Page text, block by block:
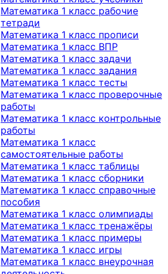
Математика 1 класс рабочие
тетради
Математика 1 класс прописи
Математика 1 класс ВПР
Математика 1 класс задачи
Математика 1 класс задания
Математика 1 класс тесты
Математика 1 класс проверочные
работы
Математика 1 класс контрольные
работы
Математика 1 класс
самостоятельные работы
Математика 1 класс таблицы
Математика 1 класс сборники
Математика 1 класс справочные
пособия
Математика 1 класс олимпиады
Математика 1 класс тренажёры
Математика 1 класс примеры
Математика 1 класс игры
Математика 1 класс внеурочная